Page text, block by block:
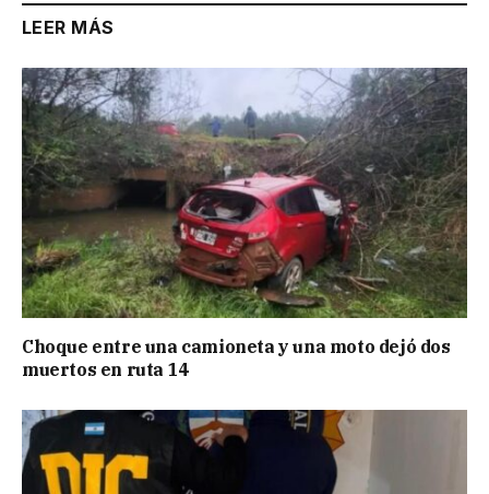
LEER MÁS
Choque entre una camioneta y una moto dejó dos
muertos en ruta 14